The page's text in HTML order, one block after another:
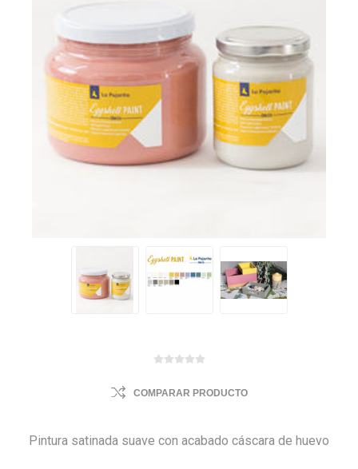
COMPARAR PRODUCTO
Pintura satinada suave con acabado cáscara de huevo